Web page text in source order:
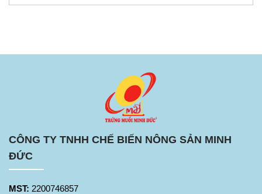
CÔNG TY TNHH CHẾ BIẾN NÔNG SẢN MINH
ĐỨC
MST: 2200746857